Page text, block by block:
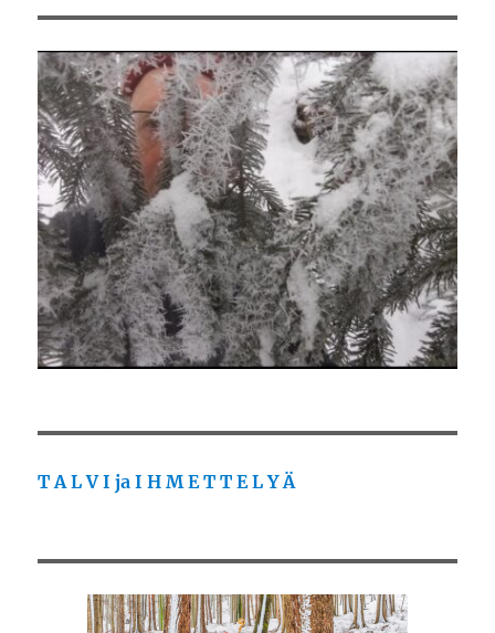
T A L V I ja I H M E T T E L Y Ä